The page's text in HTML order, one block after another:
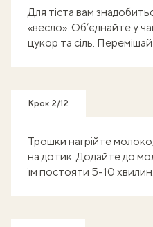
Для тіста вам
«весло». Об’єднайте у
цукор та сіль.
Крок 2/12
Трошки нагрійте
на дотик. Додайте до
їм постояти 5-10 хвилин.